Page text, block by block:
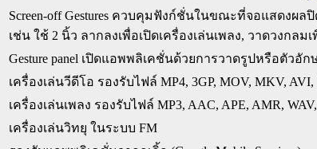
Screen-off Gestures ควบคุมฟังก์ชั่นในขณะที่จอแสดงผล
เช่น ใช้ 2 นิ้ว ลากลงเพื่อเปิดเครื่องเล่นเพลง, วาดวงกล
Gesture panel เปิดแอพพลิเคชั่นด้วยการวาดรูปหรือตัวอั
เครื่องเล่นวีดีโอ รองรับไฟล์ MP4, 3GP, MOV, MKV, AVI,
เครื่องเล่นเพลง รองรับไฟล์ MP3, AAC, APE, AMR,
เครื่องเล่นวิทยุ ในระบบ FM